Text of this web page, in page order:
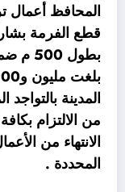
المحافظ أعمال
قطع الفرمة
بطول
المدينة بالتواجد
من الالتزام
الانتهاء من
المحددة .